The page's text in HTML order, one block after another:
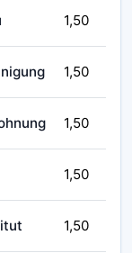
1,50
1,50
1,50
1,50
1,50